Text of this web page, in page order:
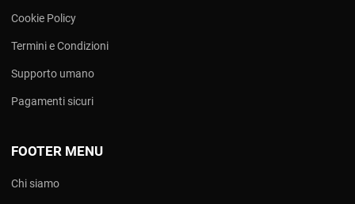
Cookie Policy
Termini e Condizioni
Supporto umano
Pagamenti sicuri
FOOTER MENU
Chi siamo